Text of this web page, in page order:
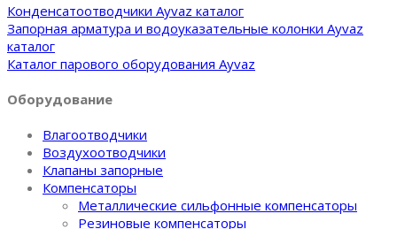
Конденсатоотводчики Ayvaz каталог
Запорная арматура и водоуказательные колонки Ayvaz
каталог
Каталог парового оборудования Ayvaz
Оборудование
Влагоотводчики
Воздухоотводчики
Клапаны запорные
Компенсаторы
Металлические сильфонные компенсаторы
Резиновые компенсаторы